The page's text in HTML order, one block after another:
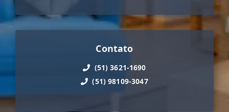
Contato
(51) 3621-1690
(51) 98109-3047